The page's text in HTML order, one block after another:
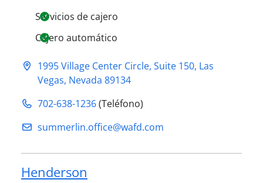
Servicios de cajero
Cajero automático
1995 Village Center Circle, Suite 150, Las
Vegas, Nevada 89134
702-638-1236(Teléfono)
summerlin.office@​wafd.com
Henderson